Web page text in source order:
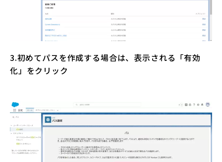
3.初めてパスを作成する場合は、表示される「有効
化」をクリック